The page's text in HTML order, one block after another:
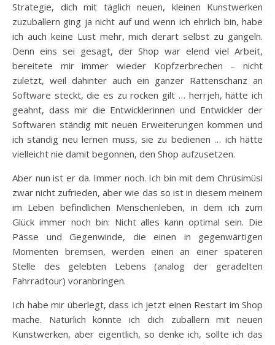
Strategie, dich mit täglich neuen, kleinen Kunstwerken
zuzuballern ging ja nicht auf und wenn ich ehrlich bin, habe
ich auch keine Lust mehr, mich derart selbst zu gängeln.
Denn eins sei gesagt, der Shop war elend viel Arbeit,
bereitete mir immer wieder Kopfzerbrechen – nicht
zuletzt, weil dahinter auch ein ganzer Rattenschanz an
Software steckt, die es zu rocken gilt … herrjeh, hätte ich
geahnt, dass mir die Entwicklerinnen und Entwickler der
Softwaren ständig mit neuen Erweiterungen kommen und
ich ständig neu lernen muss, sie zu bedienen … ich hätte
vielleicht nie damit begonnen, den Shop aufzusetzen.
Aber nun ist er da. Immer noch. Ich bin mit dem Chrüsimüsi
zwar nicht zufrieden, aber wie das so ist in diesem meinem
im Leben befindlichen Menschenleben, in dem ich zum
Glück immer noch bin: Nicht alles kann optimal sein. Die
Pässe und Gegenwinde, die einen in gegenwärtigen
Momenten bremsen, werden einen an einer späteren
Stelle des gelebten Lebens (analog der geradelten
Fahrradtour) voranbringen.
Ich habe mir überlegt, dass ich jetzt einen Restart im Shop
mache. Natürlich könnte ich dich zuballern mit neuen
Kunstwerken, aber eigentlich, so denke ich, sollte ich das